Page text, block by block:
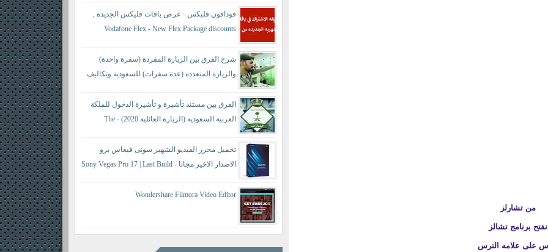
من تشارلز
نفتح برنامج تشالز
على علامه الترس
فودافون فليكس - عرض باقات فليكس الجديدة ,
Vodafone Flex - New Flex Package discounts
شرح الفرق بين الزيارة المفردة (سفرة واحدة)
والزيارة المتعدده (عدة سفرات) للسعودية وتكاليف
single visit and a multiple visit
الفرق بين مستند تأشيرة و تأشيرة الدخول للملكة
العربية السعودية (الزيارة العائلية 2020) - The
تحميل محرر الفيديو الشهير سونى فيغاس برو
الاصدار الاخير مجانا - Sony Vegas Pro 17 | Last Build
Wondershare Filmora Video Editor